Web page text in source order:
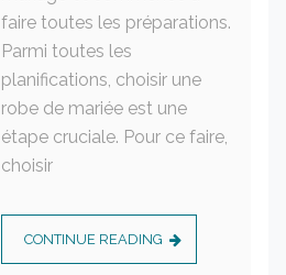
faire toutes les préparations.
Parmi toutes les
planifications, choisir une
robe de mariée est une
étape cruciale. Pour ce faire,
choisir
CONTINUE READING